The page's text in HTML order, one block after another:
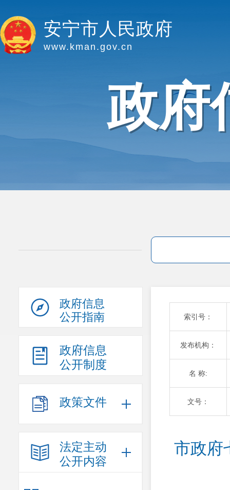
安宁市人民政府
www.kman.gov.cn
政府
政府信息
公开指南
政府信息
公开制度
政策文件
法定主动
公开内容
索引号：
发布机构：
名 称:
文号：
市政府